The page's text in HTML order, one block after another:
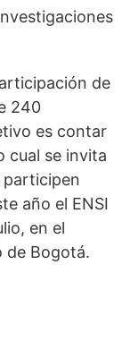
de
240
es contar
cual se invita
participen
año el ENSI
en el
de Bogotá.